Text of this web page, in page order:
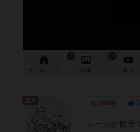
ゲーム 画像
208名
ルールが簡単
皇帝